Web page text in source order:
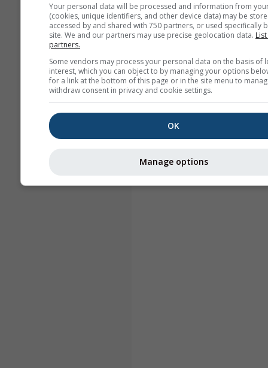
Your personal data will be processed and information from
(cookies, unique identifiers, and other device data) may be
accessed by and shared with 750 partners, or used specifically
site. We and our partners may use precise geolocation data.
partners.
Some vendors may process your personal data on the basis of
interest, which you can object to by managing your options
for a link at the bottom of this page or in the site menu to
withdraw consent in privacy and cookie settings.
OK
Manage options